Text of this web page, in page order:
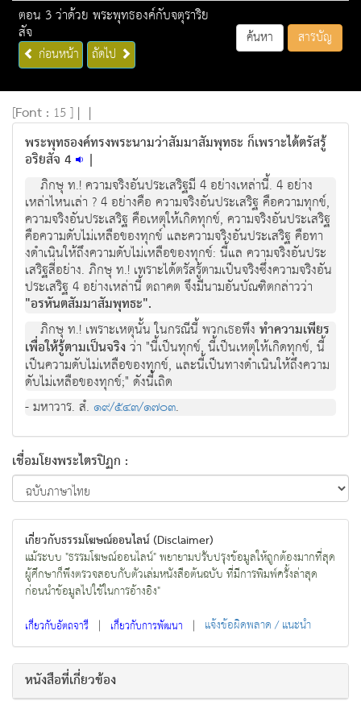
ตอน 3 ว่าด้วย พระพุทธองค์กับจตุราริย
สัจ
ก่อนหน้า ถัดไป
ค้นหา สารบัญ
[Font : 15 ] | |
พระพุทธองค์ทรงพระนามว่าสัมมาสัมพุทธะ ก็เพราะได้ตรัสรู้
อริยสัจ 4 |
ภิกษุ ท.! ความจริงอันประเสริฐมี 4 อยางเหลานี้. 4 อยาง
เหลาไหนเลา ? 4 อยางคือ ความจริงอันประเสริฐ คือความทุกข,
ความจริงอันประเสริฐ คือเหตุใหเกิดทุกข, ความจริงอันประเสริฐ
คือความดับไมเหลือของทุกข และความจริงอันประเสริฐ คือทา
งดําเนินใหถึงความดับไมเหลือของทุกข: นี้แล ความจริงอันประ
เสริฐสี่อยาง. ภิกษุ ท.! เพราะไดตรัสรูตามเปนจริงซึ่งความจริงอัน
ประเสริฐ 4 อยางเหลานี้ ตถาคต จึงมีนามอันบัณฑิตกลาววา
"อรหันตสัมมาสัมพุทธะ".
ภิกษุ ท.! เพราะเหตุนั้น ในกรณีนี้ พวกเธอพึงทําความเพียร
เพื่อใหรูตามเปนจริงวา "นี้เปนทุกข, นี้เปนเหตุใหเกิดทุกข, นี้
เปนความดับไมเหลือของทุกข, และนี้เปนทางดําเนินใหถึงความ
ดับไมเหลือของทุกข;" ดังนี้เถิด
- มหาวาร. สํ. ๑๙/๕๔๓/๑๗๐๓.
เชื่อมโยงพระไตรปิฏก :
เกี่ยวกับธรรมโฆษณ์ออนไลน์ (Disclaimer)
แม้ระบบ "ธรรมโฆษณ์ออนไลน์" พยายามปรับปรุงข้อมูลให้ถูกต้องมากที่สุด
ผู้ศึกษาก็พึงตรวจสอบกับตัวเล่มหนังสือต้นฉบับ ที่มีการพิมพ์ครั้งล่าสุด
ก่อนนำข้อมูลไปใช้ในการอ้างอิง"
เกี่ยวกับอัตถจารี | เกี่ยวกับการพัฒนา | แจ้งข้อผิดพลาด / แนะนำ
หนังสือที่เกี่ยวข้อง